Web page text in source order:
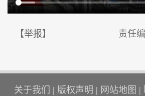
【举报】 责任
关于我们 | 版权声明 | 网站地图 |